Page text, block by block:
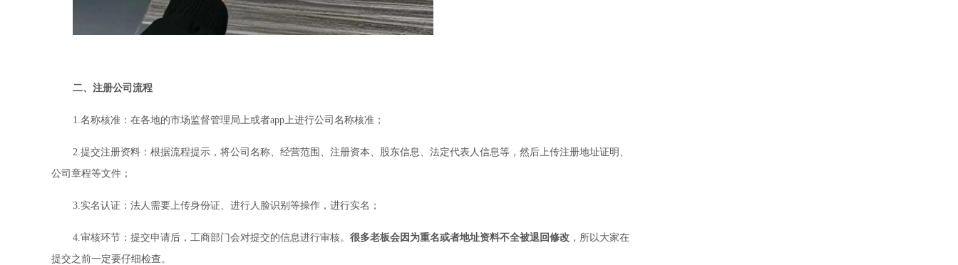
二、注册公司流程
1.名称核准：在各地的市场监督管理局上或者app上进行公司名称核准️；
2.提交注册资料：根据流程提示，将公司名称、经营范围、注册资本、股东信息、法定代表人信息等，然后上传注册地址证明、
公司章程等文件；
3.实名认证：法人需要上传身份证、进行人脸识别等操作，进行实名；
4.审核环节：提交申请后，工商部门会对提交的信息进行审核。 很多老板会因为重名或者地址资料不全被退回修改 ，所以大家在
提交之前一定要仔细检查。